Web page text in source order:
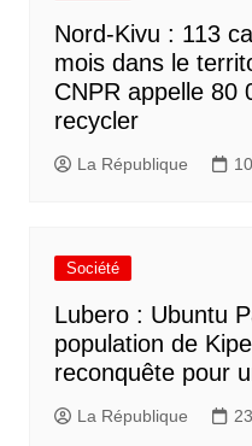
Nord-Kivu : 113
mois dans le
CNPR appelle 80
recycler
La République
Société
Lubero : Ubuntu
population de
reconquête pour
La République